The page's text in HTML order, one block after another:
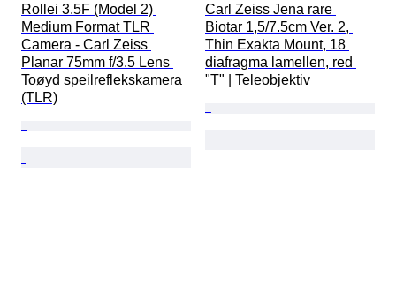
Rollei 3.5F (Model 2)
Medium Format TLR
Camera - Carl Zeiss
Planar 75mm f/3.5 Lens
Toøyd speilreflekskamera
(TLR)
Carl Zeiss Jena rare
Biotar 1,5/7.5cm Ver. 2,
Thin Exakta Mount, 18
diafragma lamellen, red
"T" | Teleobjektiv